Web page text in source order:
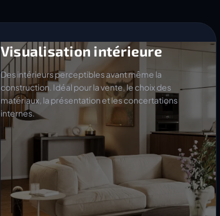
Visualisation intérieure
Des intérieurs perceptibles avant même la
construction. Idéal pour la vente, le choix des
matériaux, la présentation et les concertations
internes.